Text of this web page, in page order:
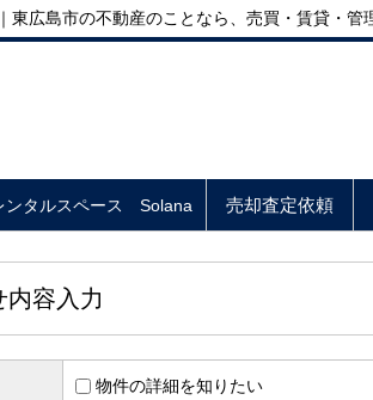
東広島市の不動産のことなら、売買・賃貸・
ンタルスペース Solana 売却査定依頼
内容入力
物件の詳細を知りたい